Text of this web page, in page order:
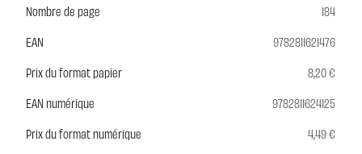
Nombre de page
184
EAN
9782811621476
Prix du format papier
8,20 €
EAN numérique
9782811624125
Prix du format numérique
4,49 €